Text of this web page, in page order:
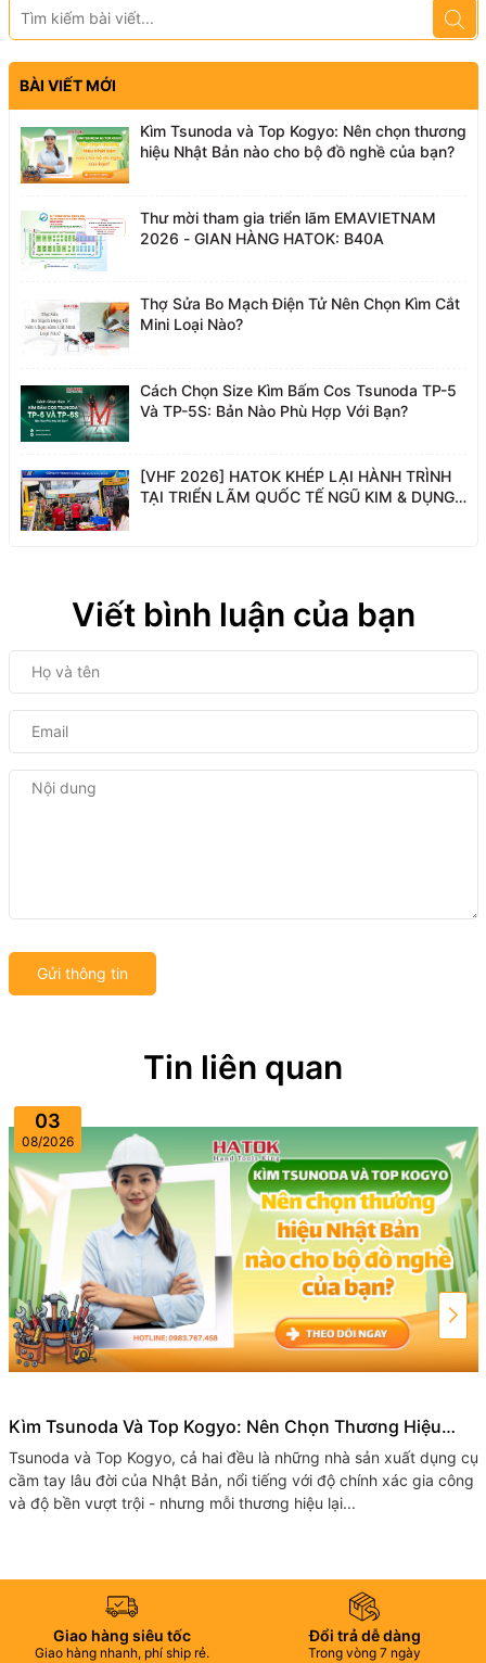
BÀI VIẾT MỚI
Kìm Tsunoda và Top Kogyo: Nên chọn thương
hiệu Nhật Bản nào cho bộ đồ nghề của bạn?
Thư mời tham gia triển lãm EMAVIETNAM
2026 - GIAN HÀNG HATOK: B40A
Thợ Sửa Bo Mạch Điện Tử Nên Chọn Kìm Cắt
Mini Loại Nào?
Cách Chọn Size Kìm Bấm Cos Tsunoda TP-5
Và TP-5S: Bản Nào Phù Hợp Với Bạn?
[VHF 2026] HATOK KHÉP LẠI HÀNH TRÌNH
TẠI TRIỂN LÃM QUỐC TẾ NGŨ KIM & DỤNG
Viết bình luận của bạn
Gửi thông tin
Tin liên quan
03
08/2026
Kìm Tsunoda Và Top Kogyo: Nên Chọn Thương Hiệu
Nhật Bản Nào Cho Bộ Đồ Nghề Của Bạn?
Tsunoda và Top​ Kogyo, cả hai đều là những nhà sản xuất dụng cụ
cầm tay lâu đời của Nhật Bản, nổi tiếng với độ chính xác gia công
và độ bền vượt trội - nhưng mỗi thương hiệu lại...
Giao hàng siêu tốc
Giao hàng nhanh, phí ship rẻ.
Đổi trả dễ dàng
Trong vòng 7 ngày